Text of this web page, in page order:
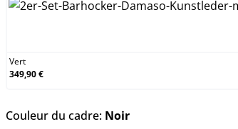
Vert
349,90 €
Couleur du cadre: Noirselect